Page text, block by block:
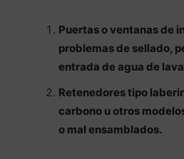
Puertas o ventanas de
problemas de sellado,
entrada de agua de
Retenedores tipo
carbono u otros
o mal ensamblados.